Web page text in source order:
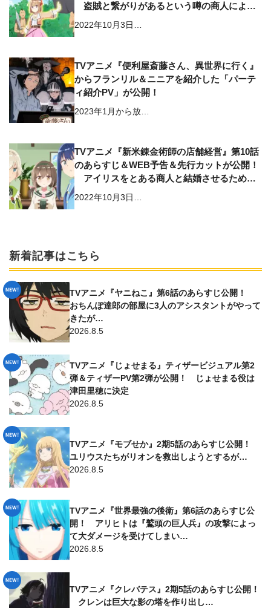
盗賊と繋がりがあるという噂の商人によっ
て採集者たちが奪われる中、サラサは商人に
勝負を挑む
2022年10月3日…
TVアニメ『便利屋斎藤さん、異世界に行く』
からフランリル＆ニニアを紹介した「パーテ
ィ紹介PV」が公開！
2023年1月から放…
TVアニメ『新米錬金術師の店舗経営』第10話
のあらすじ＆WEB予告＆先行カットが公開！
アイリスをとある商人と結婚させるため、
アイリスの父とケイトの母がやってきて!?
2022年10月3日…
新着記事はこちら
TVアニメ『ヤニねこ』第6話のあらすじ公開！
おちんぽ達郎の部屋に3人のアシスタントがやって
きたが…
2026.8.5
TVアニメ『じょせまる』ティザービジュアル第2
弾＆ティザーPV第2弾が公開！ じょせまる役は
津田里穂に決定
2026.8.5
TVアニメ『モブせか』2期5話のあらすじ公開！
ユリウスたちがリオンを救出しようとするが…
2026.8.5
TVアニメ『世界最強の後衛』第6話のあらすじ公
開！ アリヒトは『鷲頭の巨人兵』の攻撃によっ
て大ダメージを受けてしまい…
2026.8.5
TVアニメ『クレバテス』2期5話のあらすじ公開！
クレンは巨大な影の塔を作り出し…